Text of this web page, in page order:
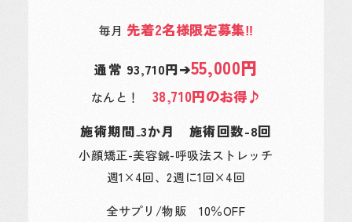
毎月 先着2名様限定募集‼
通常 93,710円➔55,000円
なんと！ 38,710円のお得♪
施術期間₋3か月 施術回数-8回
小顔矯正-美容鍼-呼吸法ストレッチ
週1×4回、2週に1回×4回
全サプリ/物販 10％OFF